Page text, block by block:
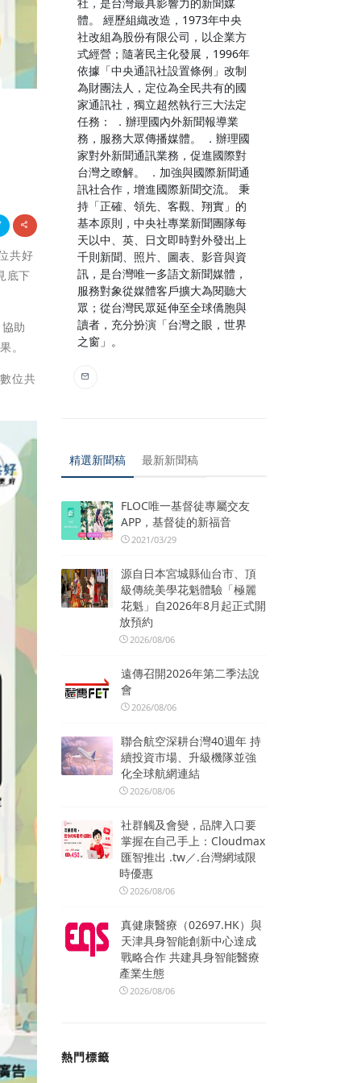
共好
底下
助
。
位共
體。 經歷組織改造，1973年中央
社改組為股份有限公司，以企業方
式經營；隨著民主化發展，1996年
依據「中央通訊社設置條例」改制
為財團法人，定位為全民共有的國
家通訊社，獨立超然執行三大法定
任務： ．辦理國內外新聞報導業
務，服務大眾傳播媒體。 ．辦理國
家對外新聞通訊業務，促進國際對
台灣之瞭解。 ．加強與國際新聞通
訊社合作，增進國際新聞交流。 秉
持「正確、領先、客觀、翔實」的
基本原則，中央社專業新聞團隊每
天以中、英、日文即時對外發出上
千則新聞、照片、圖表、影音與資
訊，是台灣唯一多語文新聞媒體，
服務對象從媒體客戶擴大為閱聽大
眾；從台灣民眾延伸至全球僑胞與
讀者，充分扮演「台灣之眼，世界
之窗」。
精選新聞稿 最新新聞稿
FLOC唯一基督徒專屬交友
APP，基督徒的新福音
2021/03/29
源自日本宮城縣仙台市、頂
級傳統美學花魁體驗「極麗
花魁」自2026年8月起正式開
放預約
2026/08/06
遠傳召開2026年第二季法說
會
2026/08/06
聯合航空深耕台灣40週年 持
續投資市場、升級機隊並強
化全球航網連結
2026/08/06
社群觸及會變，品牌入口要
掌握在自己手上：Cloudmax
匯智推出 .tw／.台灣網域限
時優惠
2026/08/06
真健康醫療（02697.HK）與
天津具身智能創新中心達成
戰略合作 共建具身智能醫療
產業生態
2026/08/06
熱門標籤